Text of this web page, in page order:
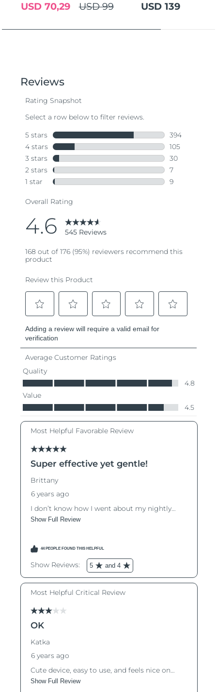
USD 99
USD 70,29 USD 139